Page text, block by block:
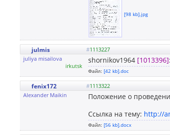
[98 kb].jpg
julmis #1113227
juliya misailova
irkutsk
shornikov1964 [1013396]
Файл: [42 kb].doc
fenix172 #1113322
Alexander Maikin
Положение о
Ссылка на тему: http://
Файл: [56 kb].docx